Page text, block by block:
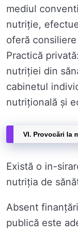
mediul
nutriție,
oferă
Practică
nutriției din
cabinetul
nutrițională și
VI. Provocări la
Există o in-
nutriția de
Absent
publică este